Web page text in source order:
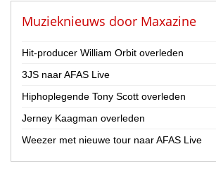
Nederland
België
Provincie
Drenthe
Flevoland
Muzieknieuws door Maxazine
Hit-producer William Orbit overleden
3JS naar AFAS Live
Hiphoplegende Tony Scott overleden
Jerney Kaagman overleden
Weezer met nieuwe tour naar AFAS Live